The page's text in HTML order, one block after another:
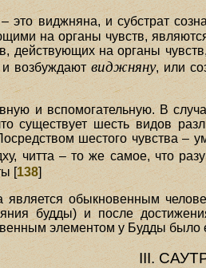
это виджняна, и субстрат
на органы чувств,
действующих на органы
возбуждаютвиджняну, или
и вспомогательную. В
существует шесть видов
шестого чувства –
читта – то же самое, что
[138]
обыкновенным
будды) и после
элементом у Будды было
III.